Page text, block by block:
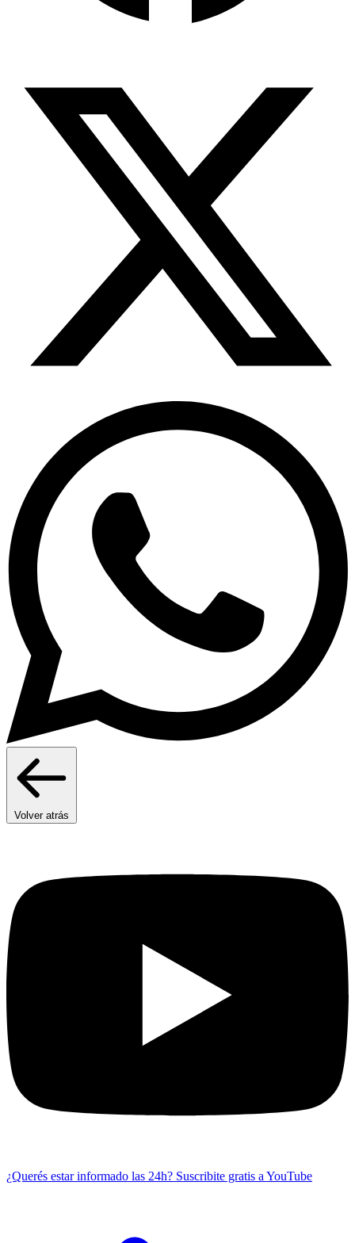
Volver atrás
¿Querés estar informado las 24h? Suscribite gratis a YouTube